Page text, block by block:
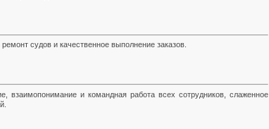
судов и качественное выполнение заказов.
взаимопонимание и командная работа всех сотрудников, слаженное